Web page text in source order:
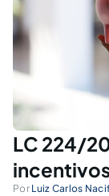
LC 224/
Por Luiz Carlos